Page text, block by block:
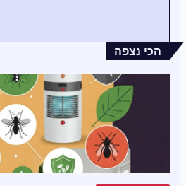
הכי נצפה